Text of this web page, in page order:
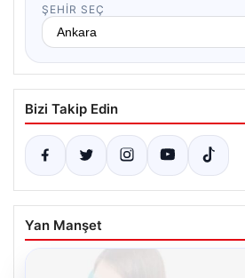
ŞEHIR SEÇ
Bizi Takip Edin
Yan Manşet